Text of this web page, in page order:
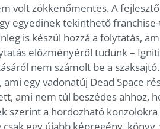
volt zökkenőmentes. A
egyedinek tekinthető
is készül hozzá a folytatás,
előzményéről tudunk –
nem számolt be a
egy vadonatúj Dead Space
ami nem túl beszédes ahhoz,
szerint a hordozható konzolokra
egy újabb képregény,